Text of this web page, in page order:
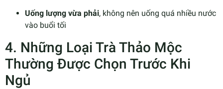
Uống lượng vừa phải, không nên uống quá nhiều nước
vào buổi tối
4. Những Loại Trà Thảo Mộc
Thường Được Chọn Trước Khi
Ngủ